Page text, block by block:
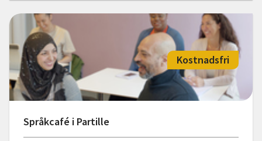
Språkcafé i Partille
Kostnadsfri